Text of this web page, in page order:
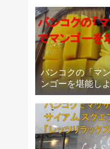
バンコクの「マ
ンゴーを堪能しよ